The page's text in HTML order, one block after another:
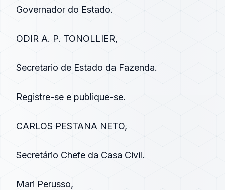
Governador do Estado.
ODIR A. P. TONOLLIER,
Secretario de Estado da Fazenda.
Registre-se e publique-se.
CARLOS PESTANA NETO,
Secretário Chefe da Casa Civil.
Mari Perusso,